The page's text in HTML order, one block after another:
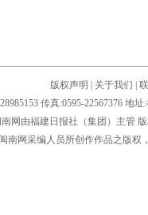
版权声明 关于我们
传真:0595-22567376 地
南网由福建日报社（集团）主管
南网采编人员所创作作品之版